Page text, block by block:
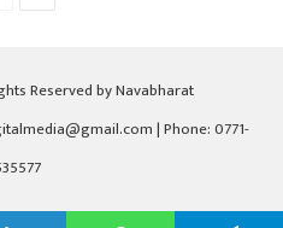
Reserved by Navabharat
| Phone: 0771-